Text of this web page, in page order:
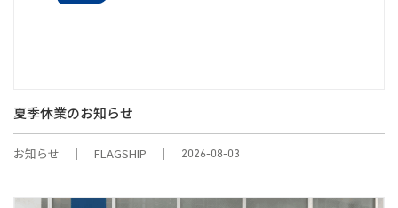
夏季休業のお知らせ
お知らせ FLAGSHIP 2026-08-03